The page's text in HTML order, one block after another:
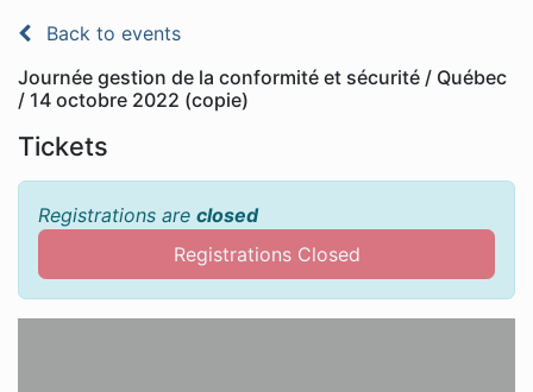
Back to events
Journée gestion de la conformité et sécurité / Québec
/ 14 octobre 2022 (copie)
Tickets
Registrations are closed
Registrations Closed